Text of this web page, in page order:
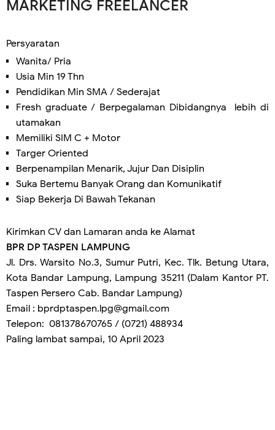
MARKETING FREELANCER
Persyaratan
Wanita/ Pria
Usia Min 19 Thn
Pendidikan Min SMA / Sederajat
Fresh graduate / Berpegalaman Dibidangnya lebih di
utamakan
Memiliki SIM C + Motor
Targer Oriented
Berpenampilan Menarik, Jujur Dan Disiplin
Suka Bertemu Banyak Orang dan Komunikatif
Siap Bekerja Di Bawah Tekanan
Kirimkan CV dan Lamaran anda ke Alamat
BPR DP TASPEN LAMPUNG
Jl. Drs. Warsito No.3, Sumur Putri, Kec. Tlk. Betung Utara,
Kota Bandar Lampung, Lampung 35211 (Dalam Kantor PT.
Taspen Persero Cab. Bandar Lampung)
Email : bprdptaspen.lpg@gmail.com
Telepon: 081378670765 / (0721) 488934
Paling lambat sampai, 10 April 2023